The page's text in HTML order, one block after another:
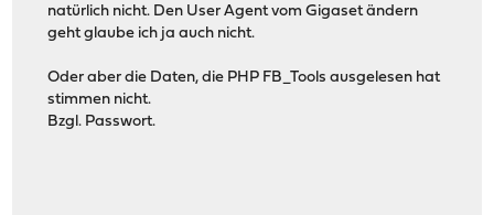
natürlich nicht. Den User Agent vom Gigaset ändern
geht glaube ich ja auch nicht.
Oder aber die Daten, die PHP FB_Tools ausgelesen hat
stimmen nicht.
Bzgl. Passwort.